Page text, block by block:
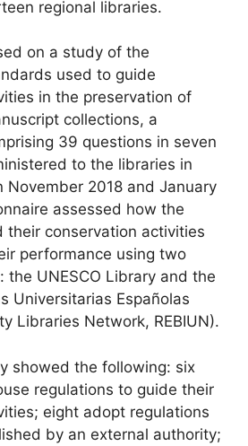
regional libraries.
on a study of the
used to guide
in the preservation of
collections, a
39 questions in seven
to the libraries in
November 2018 and January
assessed how the
their conservation activities
performance using two
the UNESCO Library and the
Universitarias Españolas
Libraries Network, REBIUN).
showed the following: six
regulations to guide their
eight adopt regulations
by an external authority;